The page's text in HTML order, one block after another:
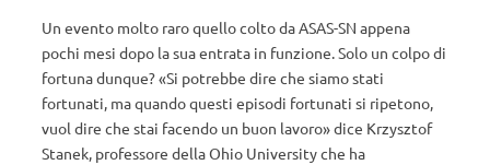
Un evento molto raro quello colto da ASAS-SN appena
pochi mesi dopo la sua entrata in funzione. Solo un colpo di
fortuna dunque? «Si potrebbe dire che siamo stati
fortunati, ma quando questi episodi fortunati si ripetono,
vuol dire che stai facendo un buon lavoro» dice Krzysztof
Stanek, professore della Ohio University che ha